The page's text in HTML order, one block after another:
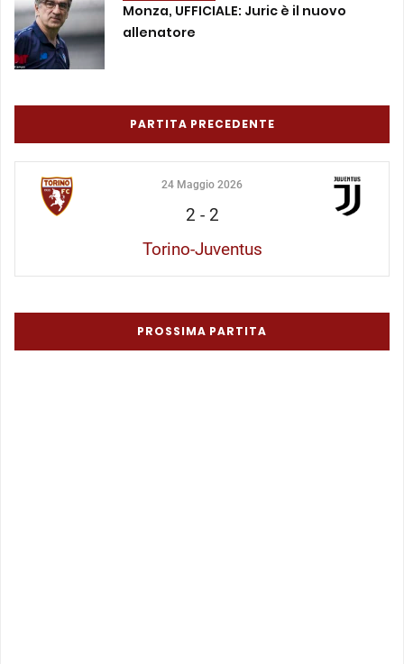
Monza, UFFICIALE: Juric è il nuovo
allenatore
PARTITA PRECEDENTE
24 Maggio 2026
2 - 2
Torino-Juventus
PROSSIMA PARTITA